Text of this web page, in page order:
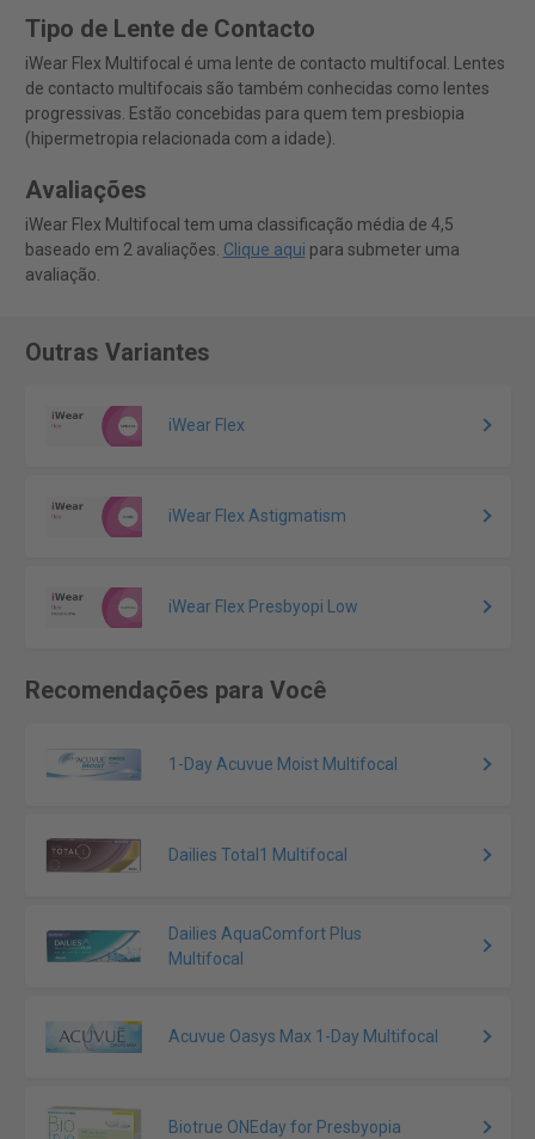
Tipo de Lente de Contacto
iWear Flex Multifocal é uma lente de contacto multifocal. Lentes
de contacto multifocais são também conhecidas como lentes
progressivas. Estão concebidas para quem tem presbiopia
(hipermetropia relacionada com a idade).
Avaliações
iWear Flex Multifocal tem uma classificação média de 4,5
baseado em 2 avaliações. Clique aqui para submeter uma
avaliação.
Outras Variantes
iWear Flex
iWear Flex Astigmatism
iWear Flex Presbyopi Low
Recomendações para Você
1-Day Acuvue Moist Multifocal
Dailies Total1 Multifocal
Dailies AquaComfort Plus
Multifocal
Acuvue Oasys Max 1-Day Multifocal
Biotrue ONEday for Presbyopia